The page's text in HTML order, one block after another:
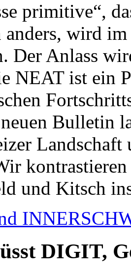
primitive“,
anders, wird
Der Anlass
NEAT ist ein
Bulletin
und Kitsch
DIGIT,